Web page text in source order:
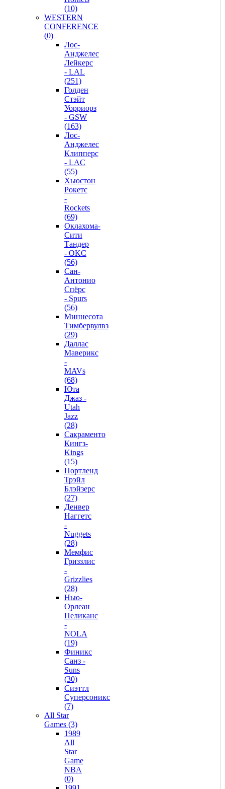
(10)
WESTERN
CONFERENCE
(0)
Лос-
Анджелес
Лейкерс
- LAL
(251)
Голден
Стэйт
Уорриорз
- GSW
(163)
Лос-
Анджелес
Клипперс
- LAC
(55)
Хьюстон
Рокетс
-
Rockets
(69)
Оклахома-
Сити
Тандер
- OKC
(56)
Сан-
Антонио
Спёрс
- Spurs
(56)
Миннесота
Тимбервулвз
(29)
Даллас
Маверикс
-
MAVs
(68)
Юта
Джаз -
Utah
Jazz
(28)
Сакраменто
Кингз-
Kings
(15)
Портленд
Трэйл
Блэйзерс
(27)
Денвер
Наггетс
-
Nuggets
(28)
Мемфис
Гриззлис
-
Grizzlies
(28)
Нью-
Орлеан
Пеликанс
-
NOLA
(19)
Финикс
Санз -
Suns
(30)
Сиэттл
Суперсоникс
(7)
All Star
Games (3)
1989
All
Star
Game
NBA
(0)